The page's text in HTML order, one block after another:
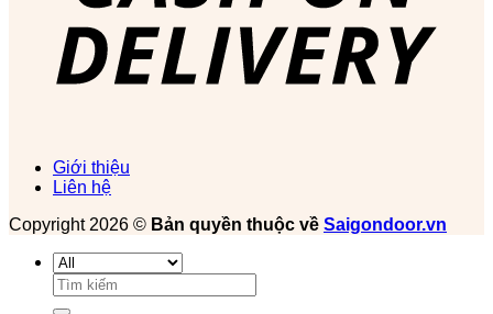
Giới thiệu
Liên hệ
Copyright 2026 © Bản quyền thuộc về Saigondoor.vn
Tìm
kiếm: